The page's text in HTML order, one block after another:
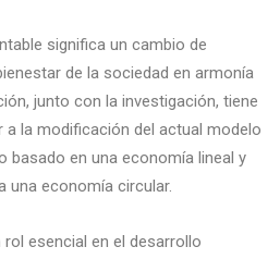
significa un cambio de
de la sociedad en armonía
junto con la investigación, tiene
la modificación del actual modelo
basado en una economía lineal y
una economía circular.
esencial en el desarrollo